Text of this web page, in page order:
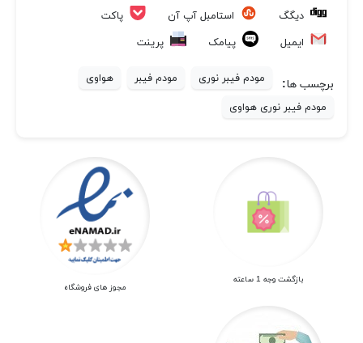
دیگگ
استامبل آپ آن
پاکت
ایمیل
پیامک پرینت
برچسب ها: مودم فیبر نوری مودم فیبر
هواوی
مودم فیبر نوری هواوی
بازگشت وجه 1 ساعته
مجوز های فروشگاه